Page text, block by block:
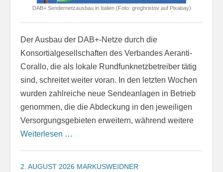
DAB+ Sendernetzausbau in Italien (Foto: greghristov auf Pixabay)
Der Ausbau der DAB+-Netze durch die
Konsortialgesellschaften des Verbandes Aeranti-
Corallo, die als lokale Rundfunknetzbetreiber tätig
sind, schreitet weiter voran. In den letzten Wochen
wurden zahlreiche neue Sendeanlagen in Betrieb
genommen, die die Abdeckung in den jeweiligen
Versorgungsgebieten erweitern, während weitere
Weiterlesen …
2. AUGUST 2026 MARKUSWEIDNER